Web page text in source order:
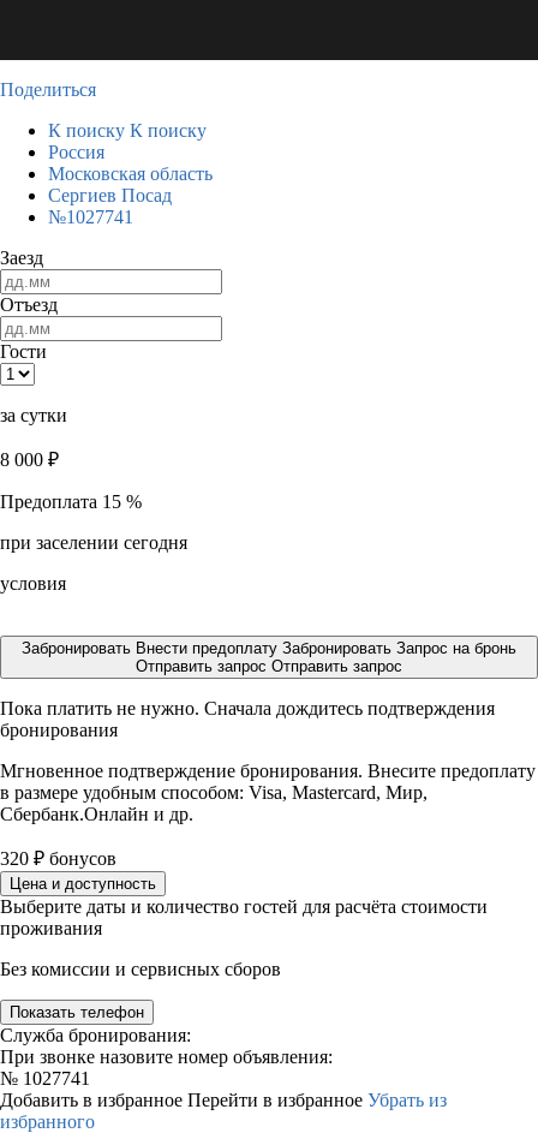
Поделиться
К поиску К поиску
Россия
Московская область
Сергиев Посад
№1027741
Заезд
Отъезд
Гости
за сутки
8 000 ₽
Предоплата 15 %
при заселении сегодня
условия
Забронировать Внести предоплату Забронировать Запрос на бронь
Отправить запрос Отправить запрос
Пока платить не нужно. Сначала дождитесь подтверждения
бронирования
Мгновенное подтверждение бронирования. Внесите предоплату
в размере удобным способом: Visa, Mastercard, Мир,
Сбербанк.Онлайн и др.
320 ₽ бонусов
Цена и доступность
Выберите даты и количество гостей для расчёта стоимости
проживания
Без комиссии и сервисных сборов
Показать телефон
Служба бронирования:
При звонке назовите номер объявления:
№ 1027741
Добавить в избранное Перейти в избранное Убрать из
избранного